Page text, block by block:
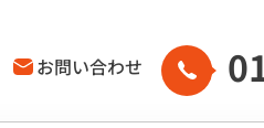
お問い合わせ